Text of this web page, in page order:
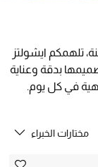
تلهمكم ايشولتز
بدقة وعناية
في كل يوم.
مختارات الخبراء